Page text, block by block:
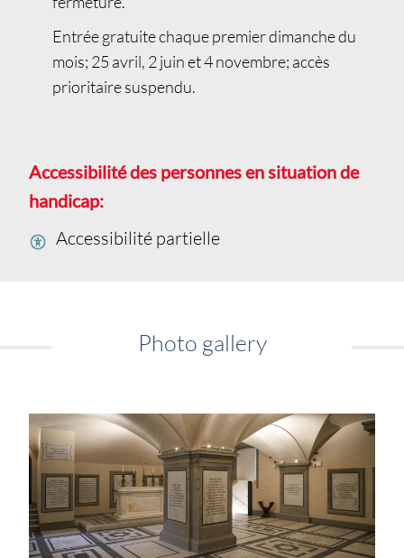
Entrée gratuite chaque premier dimanche du
mois; 25 avril, 2 juin et 4 novembre; accès
prioritaire suspendu.
Accessibilité des personnes en situation de
handicap:
Accessibilité partielle
Photo gallery